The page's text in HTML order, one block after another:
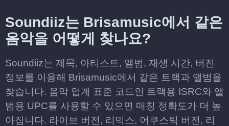
Soundiiz는 Brisamusic에서 같은
음악을 어떻게 찾나요?
Soundiiz는 제목, 아티스트, 앨범, 재생 시간, 버전
정보를 이용해 Brisamusic에서 같은 트랙과 앨범을
찾습니다. 음악 업계 표준 코드인 트랙용 ISRC와 앨
범용 UPC를 사용할 수 있으면 매칭 정확도가 더 높
아집니다. 라이브 버전, 리믹스, 어쿠스틱 버전, 리